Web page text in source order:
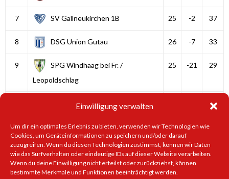
Einwilligung verwalten
Um dir ein optimales Erlebnis zu bieten, verwenden wir Technologien wie
Cookies, um Geräteinformationen zu speichern und/oder darauf
zuzugreifen. Wenn du diesen Technologien zustimmst, können wir Daten
wie das Surfverhalten oder eindeutige IDs auf dieser Website verarbeiten.
Wenn du deine Einwilligung nicht erteilst oder zurückziehst, können
bestimmte Merkmale und Funktionen beeinträchtigt werden.
7 SV Gallneukirchen 1B 25 -2 37
8 DSG Union Gutau 26 -7 33
9
SPG Windhaag bei Fr. /
Leopoldschlag
25 -21 29
Neumarkt im Mühlkreis 28
1 2 Weiter
Impressum|Datenschutzerklärung| Kontakt:office@sk-
magdalena.at